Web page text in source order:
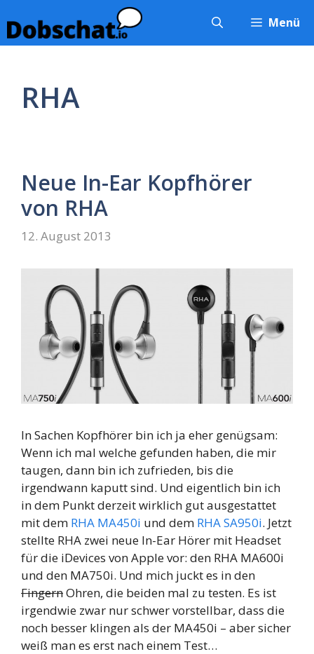
Inhalt
springen
Menü
RHA
Neue In-Ear Kopfhörer
von RHA
12. August 2013
In Sachen Kopfhörer bin ich ja eher genügsam:
Wenn ich mal welche gefunden haben, die mir
taugen, dann bin ich zufrieden, bis die
irgendwann kaputt sind. Und eigentlich bin ich
in dem Punkt derzeit wirklich gut ausgestattet
mit dem RHA MA450i und dem RHA SA950i. Jetzt
stellte RHA zwei neue In-Ear Hörer mit Headset
für die iDevices von Apple vor: den RHA MA600i
und den MA750i. Und mich juckt es in den
FingernOhren, die beiden mal zu testen. Es ist
irgendwie zwar nur schwer vorstellbar, dass die
noch besser klingen als der MA450i – aber sicher
weiß man es erst nach einem Test…